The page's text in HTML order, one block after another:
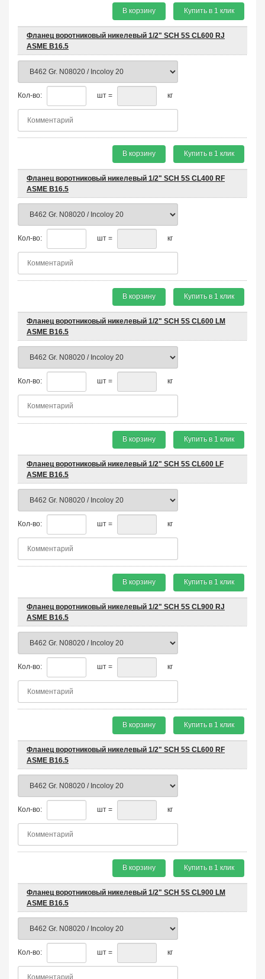
В корзину Купить в 1 клик
Фланец воротниковый никелевый 1/2" SCH 5S CL600 RJ
ASME B16.5
Кол-во: шт = кг
В корзину Купить в 1 клик
Фланец воротниковый никелевый 1/2" SCH 5S CL400 RF
ASME B16.5
Кол-во: шт = кг
В корзину Купить в 1 клик
Фланец воротниковый никелевый 1/2" SCH 5S CL600 LM
ASME B16.5
Кол-во: шт = кг
В корзину Купить в 1 клик
Фланец воротниковый никелевый 1/2" SCH 5S CL600 LF
ASME B16.5
Кол-во: шт = кг
В корзину Купить в 1 клик
Фланец воротниковый никелевый 1/2" SCH 5S CL900 RJ
ASME B16.5
Кол-во: шт = кг
В корзину Купить в 1 клик
Фланец воротниковый никелевый 1/2" SCH 5S CL600 RF
ASME B16.5
Кол-во: шт = кг
В корзину Купить в 1 клик
Фланец воротниковый никелевый 1/2" SCH 5S CL900 LM
ASME B16.5
Кол-во: шт = кг